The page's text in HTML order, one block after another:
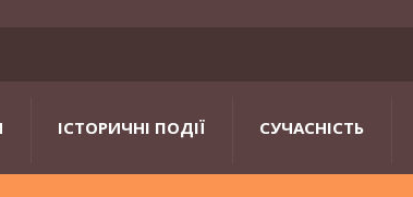
ІСТОРИЧНІ ПОДІЇ СУЧАСНІСТЬ